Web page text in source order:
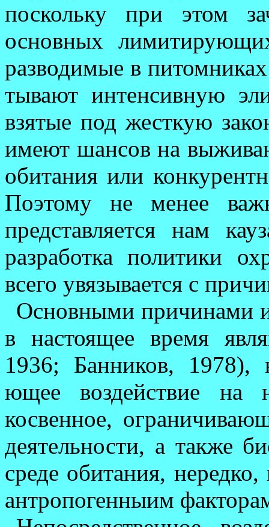
поскольку при этом
основ­ных
разводимые в
ты­вают интенсивную
взятые под жесткую
имеют шансов на
обита­ния или
Поэтому не менее
представляется нам
разработка политики
всего увязывается с
Основными причинами
в настоящее время
1936; Банников, 1978),
ющее воздействие на
косвенное,
деятель­ности, а также
среде оби­тания,
антропогенныим